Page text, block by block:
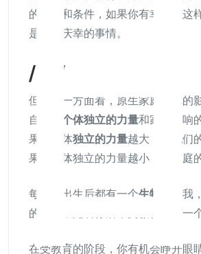
的基础和条件，如果你有幸生在这
是值得庆幸的事情。
/02/
但从另一方面看，原生家庭对你的
自于你
个体独立的力量和家庭影响
果你个体独立的力量越大，那他们
果你个体独立的力量越小，那家庭
每个人出生后都有一个生物 的自我
的自我，随着你后来受教育还有一
在受教育的阶段，你有机会睁开眼